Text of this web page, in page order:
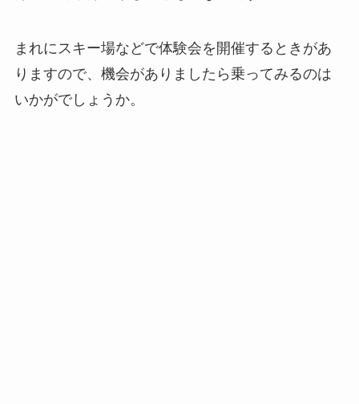
まれにスキー場などで体験会を開催するときがあ
りますので、機会がありましたら乗ってみるのは
いかがでしょうか。